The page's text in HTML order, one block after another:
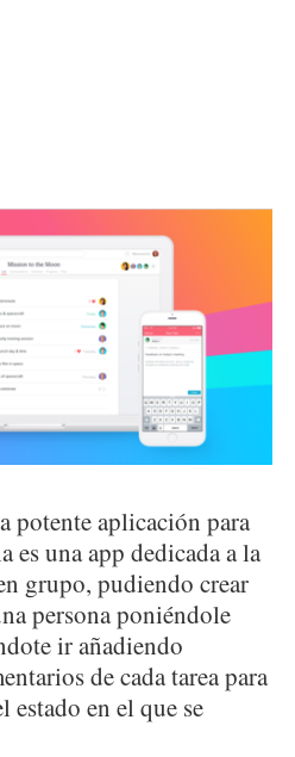
potente aplicación para
es una app dedicada a la
grupo, pudiendo crear
persona poniéndole
ir añadiendo
de cada tarea para
estado en el que se